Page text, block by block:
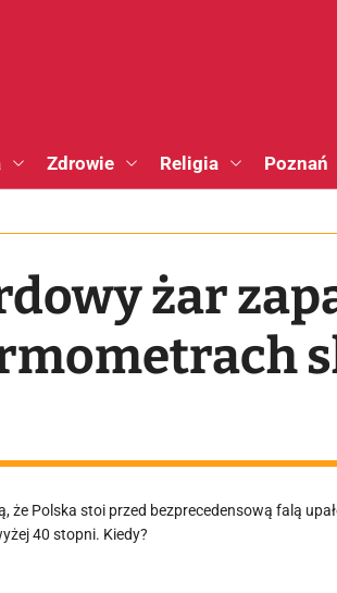
Zdrowie Religia Poznań
żar
że Polska stoi przed bezprecedensową falą
40 stopni. Kiedy?